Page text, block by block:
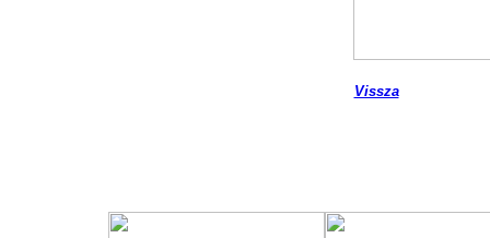
Vissza